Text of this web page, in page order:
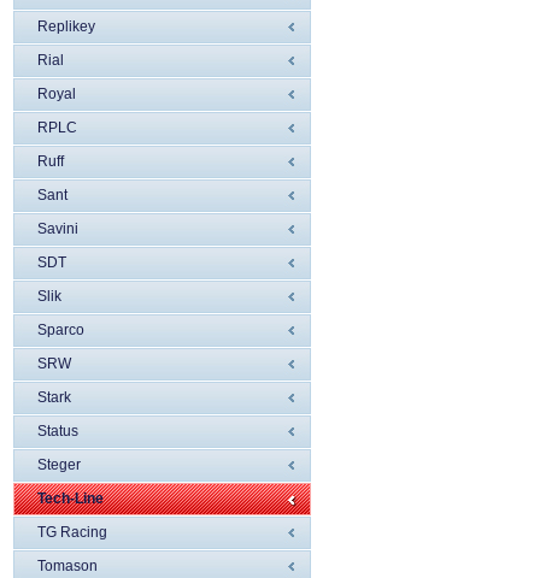
Replikey
Rial
Royal
RPLC
Ruff
Sant
Savini
SDT
Slik
Sparco
SRW
Stark
Status
Steger
Tech-Line
TG Racing
Tomason